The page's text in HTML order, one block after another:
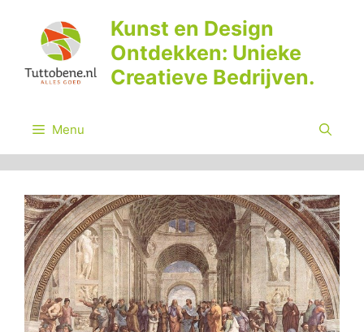
inhoud
Kunst en Design
Ontdekken: Unieke
Creatieve Bedrijven.
Menu